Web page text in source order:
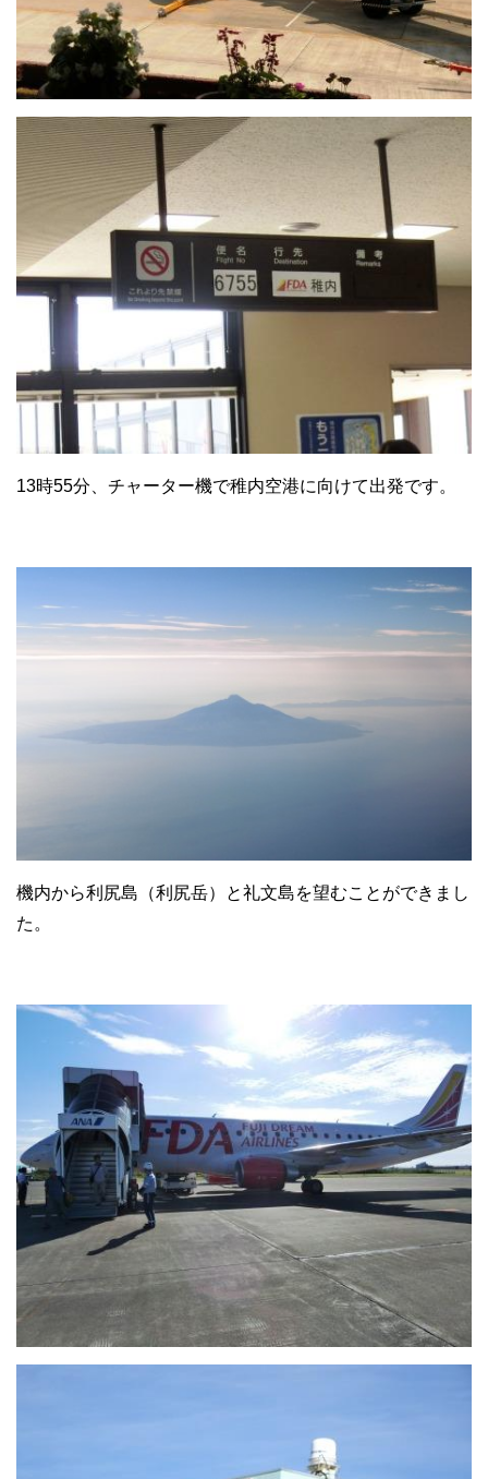
13時55分、チャーター機で稚内空港に向けて出発です。
機内から利尻島（利尻岳）と礼文島を望むことができまし
た。